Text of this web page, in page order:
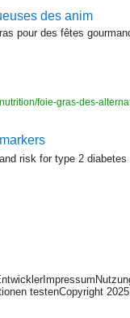
des anim
pour des fêtes
foie-gras-des-
risk for type 2
testenCopyright